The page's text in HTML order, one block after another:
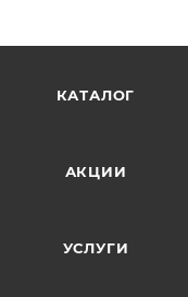
КАТАЛОГ
АКЦИИ
УСЛУГИ